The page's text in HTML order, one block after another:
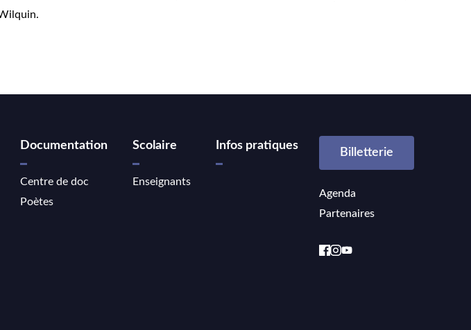
Documentation
Centre de doc
Poètes
Scolaire
Enseignants
Infos pratiques
Billetterie
Agenda
Partenaires